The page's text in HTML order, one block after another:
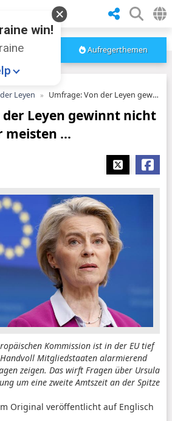
Aufregerthemen
Leyen Umfrage: Von der Leyen gewinnt nicht die Herzen der meisten ...
Leyen gewinnt nicht
meisten ...
Kommission ist in der EU tief
Mitgliedstaaten alarmierend
zeigen. Das wirft Fragen über Ursula
um eine zweite Amtszeit an der Spitze
Original veröffentlicht auf Englisch
win!
❤
📌